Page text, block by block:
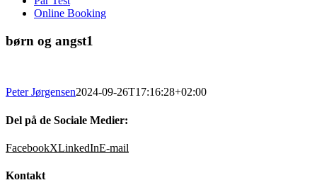
Online Booking
børn og angst1
Peter Jørgensen2024-09-26T17:16:28+02:00
Del på de Sociale Medier:
FacebookXLinkedInE-mail
Kontakt